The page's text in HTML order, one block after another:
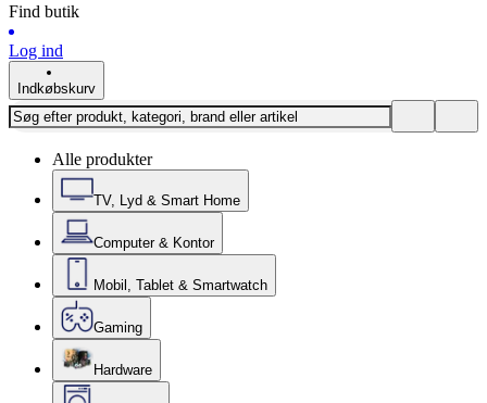
Find butik
Log ind
Indkøbskurv
Alle produkter
TV, Lyd & Smart Home
Computer & Kontor
Mobil, Tablet & Smartwatch
Gaming
Hardware